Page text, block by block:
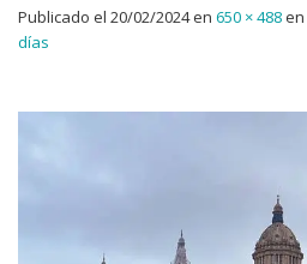
Publicado el 20/02/2024en 650 × 488en
días